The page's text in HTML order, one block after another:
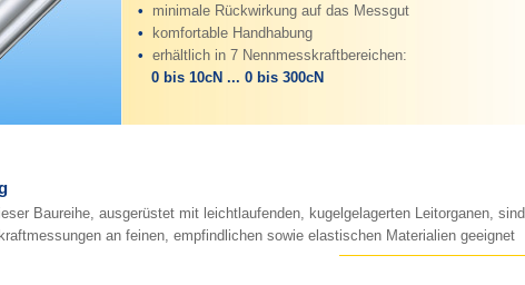
•
minimale Rückwirkung auf das Messgut
•
komfortable Handhabung
• erhältlich in 7 Nennmesskraftbereichen:
0 bis 10cN ... 0 bis 300cN
Baureihe, ausgerüstet mit leichtlaufenden, kugelgelagerten Leitorganen, sind
an feinen, empfindlichen sowie elastischen Materialien geeignet